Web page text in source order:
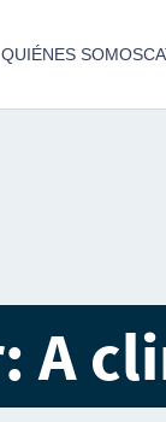
QUIÉNES SOMOS
A